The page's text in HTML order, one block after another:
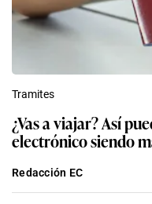
Tramites
¿Vas a viajar? Así
electrónico siendo
Redacción EC